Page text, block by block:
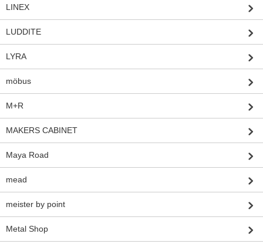
LINEX
LUDDITE
LYRA
möbus
M+R
MAKERS CABINET
Maya Road
mead
meister by point
Metal Shop